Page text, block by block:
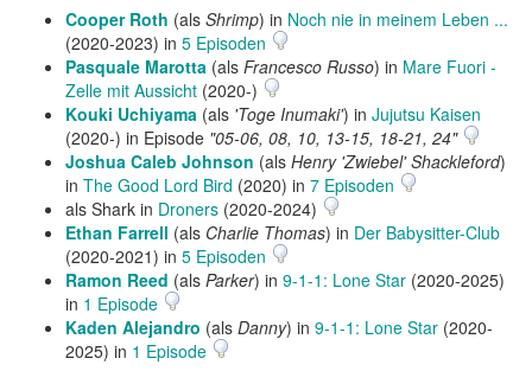
Cooper Roth (als Shrimp) in Noch nie in meinem Leben ...
(2020-2023) in 5 Episoden
Pasquale Marotta (als Francesco Russo) in Mare Fuori -
Zelle mit Aussicht (2020-)
Kouki Uchiyama (als 'Toge Inumaki') in Jujutsu Kaisen
(2020-) in Episode "05-06, 08, 10, 13-15, 18-21, 24"
Joshua Caleb Johnson (als Henry 'Zwiebel' Shackleford)
in The Good Lord Bird (2020) in 7 Episoden
als Shark in Droners (2020-2024)
Ethan Farrell (als Charlie Thomas) in Der Babysitter-Club
(2020-2021) in 5 Episoden
Ramon Reed (als Parker) in 9-1-1: Lone Star (2020-2025)
in 1 Episode
Kaden Alejandro (als Danny) in 9-1-1: Lone Star (2020-
2025) in 1 Episode